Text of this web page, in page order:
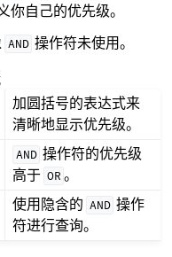
自己的优先级。
AND 操作符未使用。
加圆括号的表达式来
清晰地显示优先级。
AND 操作符的优先级
高于 OR 。
使用隐含的 AND 操作
符进行查询。